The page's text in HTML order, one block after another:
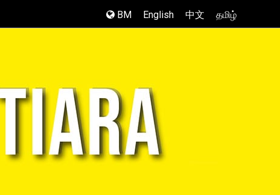
BM English 中文 தமிழ்